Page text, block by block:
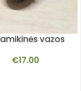
vazos
€17.00